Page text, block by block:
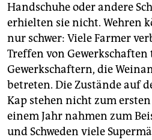
Handschuhe oder andere
erhielten sie nicht. Wehren
nur schwer: Viele Farmer
Treffen von
Gewerkschaftern, die
betreten. Die Zustände auf
Kap stehen nicht zum
einem Jahr nahmen zum
und Schweden viele